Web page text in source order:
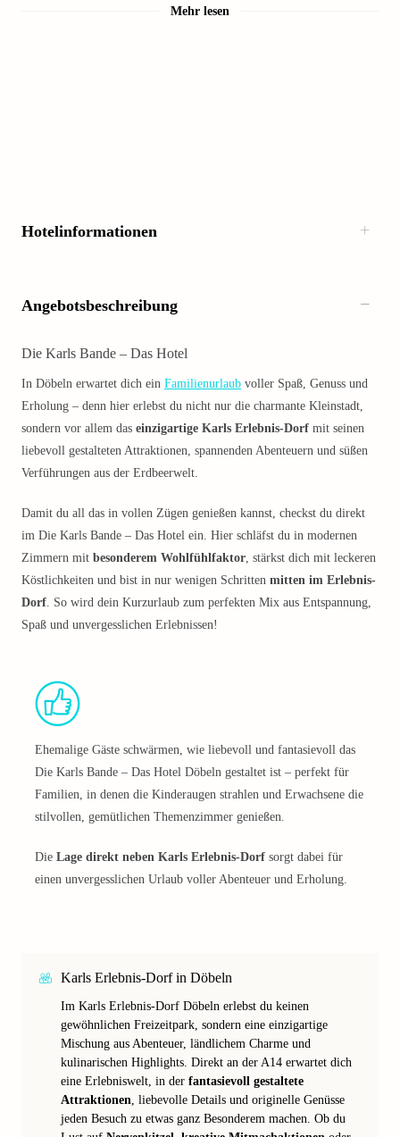
Mehr lesen
Hotelinformationen
Angebotsbeschreibung
Die Karls Bande – Das Hotel
In Döbeln erwartet dich ein Familienurlaub voller Spaß, Genuss und
Erholung – denn hier erlebst du nicht nur die charmante Kleinstadt,
sondern vor allem das einzigartige Karls Erlebnis-Dorf mit seinen
liebevoll gestalteten Attraktionen, spannenden Abenteuern und süßen
Verführungen aus der Erdbeerwelt.
Damit du all das in vollen Zügen genießen kannst, checkst du direkt
im Die Karls Bande – Das Hotel ein. Hier schläfst du in modernen
Zimmern mit besonderem Wohlfühlfaktor, stärkst dich mit leckeren
Köstlichkeiten und bist in nur wenigen Schritten mitten im Erlebnis-
Dorf. So wird dein Kurzurlaub zum perfekten Mix aus Entspannung,
Spaß und unvergesslichen Erlebnissen!
Ehemalige Gäste schwärmen, wie liebevoll und fantasievoll das
Die Karls Bande – Das Hotel Döbeln gestaltet ist – perfekt für
Familien, in denen die Kinderaugen strahlen und Erwachsene die
stilvollen, gemütlichen Themenzimmer genießen.
Die Lage direkt neben Karls Erlebnis-Dorf sorgt dabei für
einen unvergesslichen Urlaub voller Abenteuer und Erholung.
Karls Erlebnis-Dorf in Döbeln
Im Karls Erlebnis-Dorf Döbeln erlebst du keinen
gewöhnlichen Freizeitpark, sondern eine einzigartige
Mischung aus Abenteuer, ländlichem Charme und
kulinarischen Highlights. Direkt an der A14 erwartet dich
eine Erlebniswelt, in der fantasievoll gestaltete
Attraktionen, liebevolle Details und originelle Genüsse
jeden Besuch zu etwas ganz Besonderem machen. Ob du